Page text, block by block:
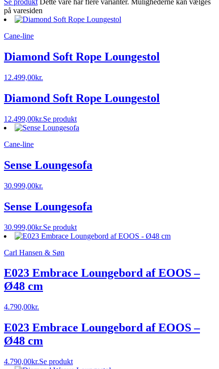
Se produkt
Dette vare har flere varianter. Mulighederne kan vælges
på varesiden
Cane-line
Diamond Soft Rope Loungestol
12.499,00kr.
Diamond Soft Rope Loungestol
12.499,00kr.Se produkt
Cane-line
Sense Loungesofa
30.999,00kr.
Sense Loungesofa
30.999,00kr.Se produkt
Carl Hansen & Søn
E023 Embrace Loungebord af EOOS –
Ø48 cm
4.790,00kr.
E023 Embrace Loungebord af EOOS –
Ø48 cm
4.790,00kr.Se produkt